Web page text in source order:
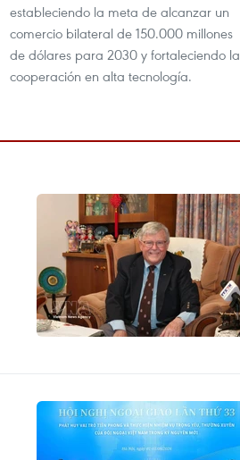
estableciendo la meta de alcanzar un
comercio bilateral de 150.000 millones
de dólares para 2030 y fortaleciendo la
cooperación en alta tecnología.